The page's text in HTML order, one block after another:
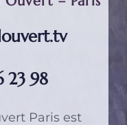
23 98
Paris est